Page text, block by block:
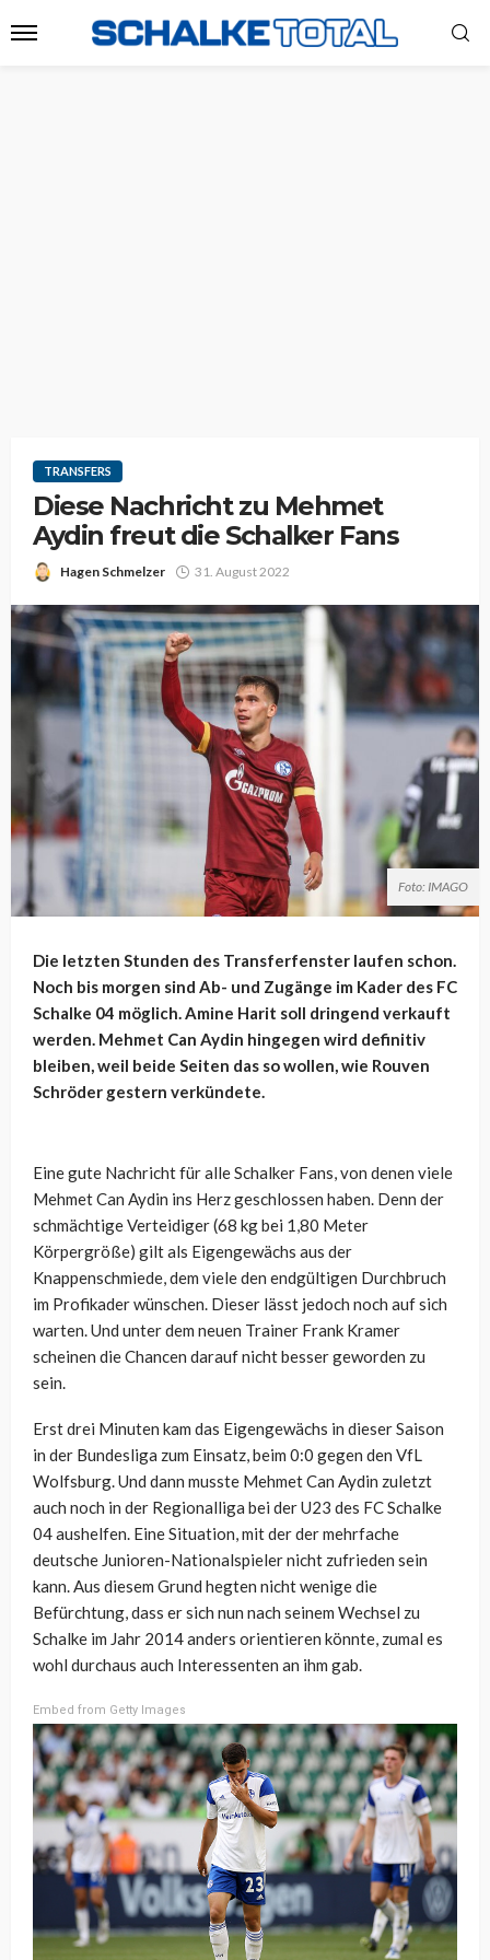
TRANSFERS
Diese Nachricht zu Mehmet
Aydin freut die Schalker Fans
Hagen Schmelzer 31. August 2022
Foto: IMAGO
Die letzten Stunden des Transferfenster laufen schon.
Noch bis morgen sind Ab- und Zugänge im Kader des FC
Schalke 04 möglich. Amine Harit soll dringend verkauft
werden. Mehmet Can Aydin hingegen wird definitiv
bleiben, weil beide Seiten das so wollen, wie Rouven
Schröder gestern verkündete.
Eine gute Nachricht für alle Schalker Fans, von denen viele
Mehmet Can Aydin ins Herz geschlossen haben. Denn der
schmächtige Verteidiger (68 kg bei 1,80 Meter
Körpergröße) gilt als Eigengewächs aus der
Knappenschmiede, dem viele den endgültigen Durchbruch
im Profikader wünschen. Dieser lässt jedoch noch auf sich
warten. Und unter dem neuen Trainer Frank Kramer
scheinen die Chancen darauf nicht besser geworden zu
sein.
Erst drei Minuten kam das Eigengewächs in dieser Saison
in der Bundesliga zum Einsatz, beim 0:0 gegen den VfL
Wolfsburg. Und dann musste Mehmet Can Aydin zuletzt
auch noch in der Regionalliga bei der U23 des FC Schalke
04 aushelfen. Eine Situation, mit der der mehrfache
deutsche Junioren-Nationalspieler nicht zufrieden sein
kann. Aus diesem Grund hegten nicht wenige die
Befürchtung, dass er sich nun nach seinem Wechsel zu
Schalke im Jahr 2014 anders orientieren könnte, zumal es
wohl durchaus auch Interessenten an ihm gab.
Embed from Getty Images